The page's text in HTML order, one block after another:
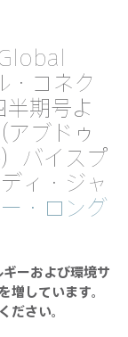
コネク
期号よ
ブドゥ
バイスプ
ィ・ジャ
・ロング
ーおよび環境サ
しています。
さい。